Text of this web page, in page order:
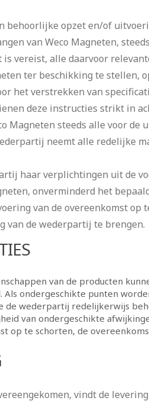
behoorlijke opzet en/of
van Weco Magneten,
vereist, alle daarvoor
ter beschikking te stellen,
het verstrekken van
deze instructies strikt in
Magneten steeds alle voor de
neemt alle redelijke
haar verplichtingen uit de
onverminderd het
van de overeenkomst
van de wederpartij te brengen.
van de producten
ondergeschikte punten
de wederpartij redelijkerwijs
van ondergeschikte
op te schorten, de
vindt de